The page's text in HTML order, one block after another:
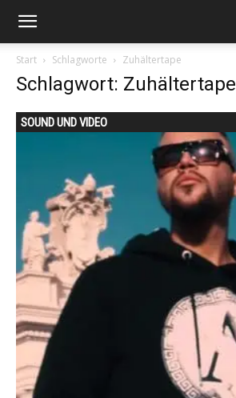
Start Schlagworte Zuhältertape
Schlagwort: Zuhältertape
SOUND UND VIDEO